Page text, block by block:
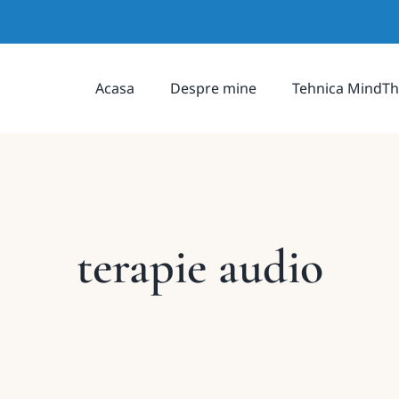
Acasa Despre mine Tehnica
terapie audio